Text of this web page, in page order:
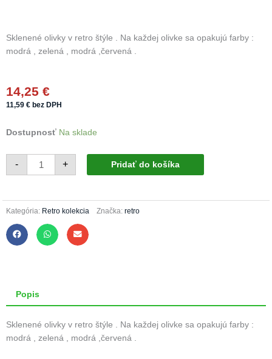
Sklenené olivky v retro štýle . Na každej olivke sa opakujú farby :
modrá , zelená , modrá ,červená .
14,25 €
11,59 € bez DPH
Dostupnosť Na sklade
-
množstvo
Vianočné
31/199/8x4/4ks
retro
pásiky
+ Pridať do košíka
Kategória: Retro kolekcia Značka: retro
Popis
Sklenené olivky v retro štýle . Na každej olivke sa opakujú farby :
modrá , zelená , modrá ,červená .